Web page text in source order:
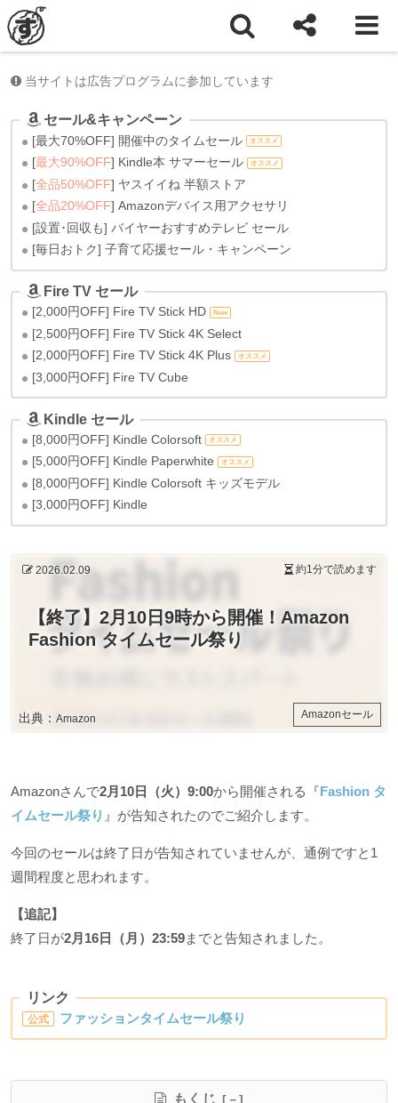
ホーム Amazonセール
当サイトは広告プログラムに参加しています
セール&キャンペーン
[最大70%OFF] 開催中のタイムセール オススメ
[最大90%OFF] Kindle本 サマーセール オススメ
[全品50%OFF] ヤスイイね 半額ストア
[全品20%OFF] Amazonデバイス用アクセサリ
[設置･回収も] バイヤーおすすめテレビ セール
[毎日おトク] 子育て応援セール・キャンペーン
Fire TV セール
[2,000円OFF] Fire TV Stick HD New
[2,500円OFF] Fire TV Stick 4K Select
[2,000円OFF] Fire TV Stick 4K Plus オススメ
[3,000円OFF] Fire TV Cube
Kindle セール
[8,000円OFF] Kindle Colorsoft オススメ
[5,000円OFF] Kindle Paperwhite オススメ
[8,000円OFF] Kindle Colorsoft キッズモデル
[3,000円OFF] Kindle
【終了】2月10日9時から開催！Amazon
Fashion タイムセール祭り
Amazonセール
出典：Amazon
2026.02.09 約1分で読めます
Amazonさんで2月10日（火）9:00から開催される『Fashion タ
イムセール祭り 』が告知されたのでご紹介します。
今回のセールは終了日が告知されていませんが、通例ですと1
週間程度と思われます。
【追記】
終了日が2月16日（月）23:59までと告知されました。
リンク
公式 ファッションタイムセール祭り
もくじ